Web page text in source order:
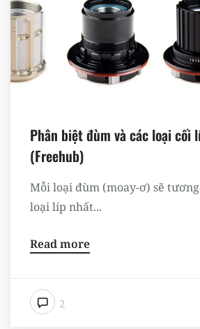
Phân biệt đùm và các loại cối
(Freehub)
Mỗi loại đùm (moay-ơ) sẽ
loại líp nhất...
Read more
2